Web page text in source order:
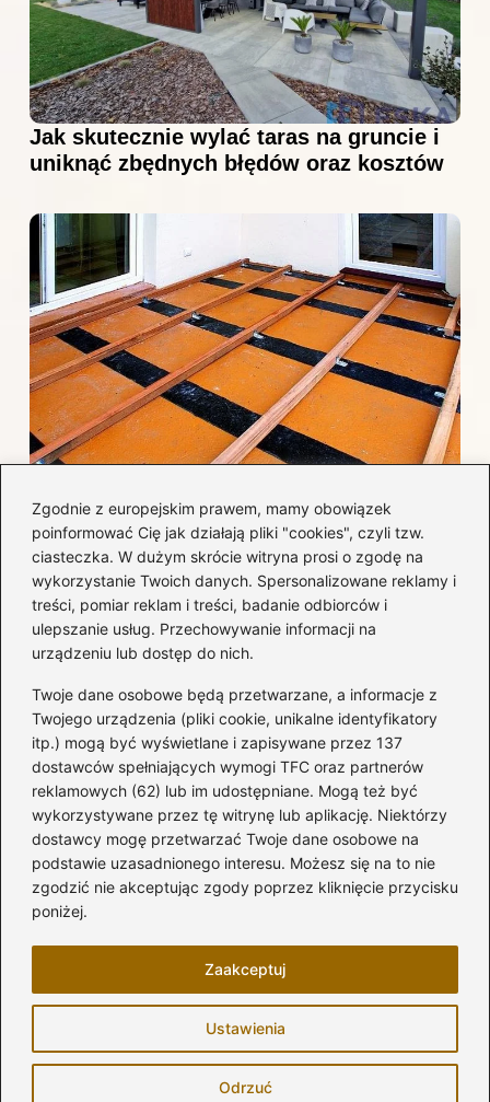
Zgodnie z europejskim prawem, mamy obowiązek
poinformować Cię jak działają pliki "cookies", czyli tzw.
ciasteczka. W dużym skrócie witryna prosi o zgodę na
wykorzystanie Twoich danych. Spersonalizowane reklamy i
treści, pomiar reklam i treści, badanie odbiorców i
ulepszanie usług. Przechowywanie informacji na
urządzeniu lub dostęp do nich.
Twoje dane osobowe będą przetwarzane, a informacje z
Twojego urządzenia (pliki cookie, unikalne identyfikatory
itp.) mogą być wyświetlane i zapisywane przez 137
dostawców spełniających wymogi TFC oraz partnerów
reklamowych (62) lub im udostępniane. Mogą też być
wykorzystywane przez tę witrynę lub aplikację. Niektórzy
dostawcy mogę przetwarzać Twoje dane osobowe na
podstawie uzasadnionego interesu. Możesz się na to nie
zgodzić nie akceptując zgody poprzez kliknięcie przycisku
poniżej.
Ustawienia
Odrzuć
Zaakceptuj
Jak skutecznie wylać taras na gruncie i
uniknąć zbędnych błędów oraz kosztów
Jak efektywnie wykończyć taras
betonowy, by uniknąć najczęstszych
błędów i kosztów?
Kategorie
Aranżacja wnętrz (282)
Dom(171)
Innowacje(10)
Kuchnia(32)
Łazienka(43)
Meble i elektronika(74)
Ogród(81)
Remont(17)
Copyright © 2026 modelarskie.pl
Zasady użytkowania
Napisz do nas